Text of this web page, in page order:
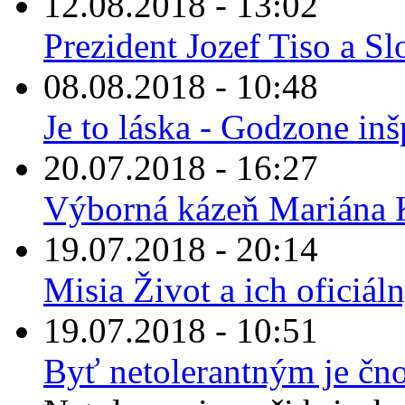
Prezident Jozef Tiso a
08.08.2018 - 10:48
Je to láska - Godzone
20.07.2018 - 16:27
Výborná kázeň
19.07.2018 - 20:14
Misia Život a ich
19.07.2018 - 10:51
Byť netolerantným je